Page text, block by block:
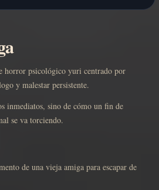
horror psicológico yuri centrado por
y malestar persistente.
inmediatos, sino de cómo un fin de
se va torciendo.
de una vieja amiga para escapar de